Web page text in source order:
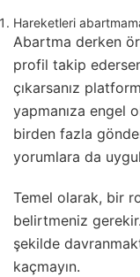
Hareketleri
Abartma derken
profil takip
çıkarsanız
yapmanıza engel
birden fazla
yorumlara da
Temel olarak, bir
belirtmeniz
şekilde
kaçmayın.